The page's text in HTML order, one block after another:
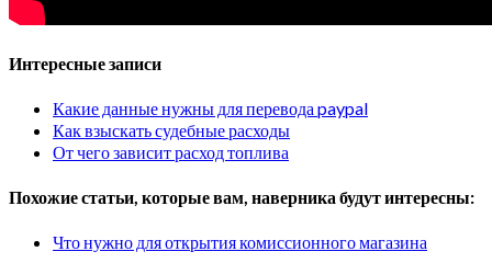
Интересные записи
Какие данные нужны для перевода paypal
Как взыскать судебные расходы
От чего зависит расход топлива
Похожие статьи, которые вам, наверника будут интересны:
Что нужно для открытия комиссионного магазина